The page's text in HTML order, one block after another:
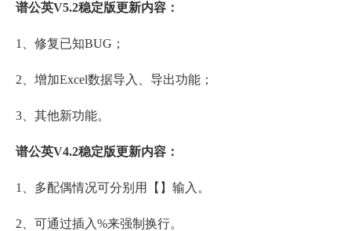
谱公英V5.2稳定版更新内容：
1、修复已知BUG；
2、增加Excel数据导入、导出功能；
3、其他新功能。
谱公英V4.2稳定版更新内容：
1、多配偶情况可分别用【】输入。
2、可通过插入%来强制换行。